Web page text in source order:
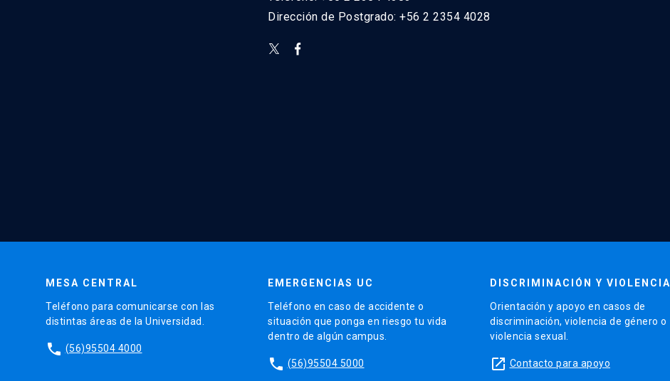
Dirección de Postgrado: +56 2 2354 4028
MESA CENTRAL
Teléfono para comunicarse con las
distintas áreas de la Universidad.
phone (56)95504 4000
EMERGENCIAS UC
Teléfono en caso de accidente o
situación que ponga en riesgo tu vida
dentro de algún campus.
phone (56)95504 5000
DISCRIMINACIÓN Y VIOLENCIA
Orientación y apoyo en casos de
discriminación, violencia de género o
violencia sexual.
launch Contacto para apoyo